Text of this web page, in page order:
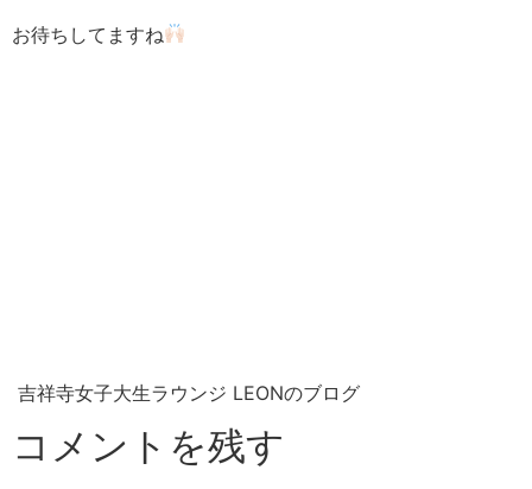
お待ちしてますね
吉祥寺女子大生ラウンジ LEONのブログ
コメントを残す